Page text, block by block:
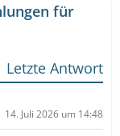
für
Letzte Antwort
14. Juli 2026 um 14:48